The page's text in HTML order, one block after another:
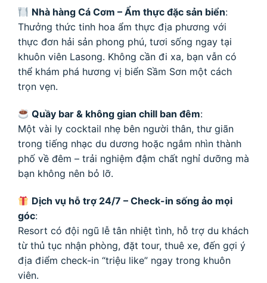
Nhà hàng Cá Cơm – Ẩm thực đặc sản biển:
Thưởng thức tinh hoa ẩm thực địa phương với
thực đơn hải sản phong phú, tươi sống ngay tại
khuôn viên Lasong. Không cần đi xa, bạn vẫn có
thể khám phá hương vị biển Sầm Sơn một cách
trọn vẹn.
Quầy bar & không gian chill ban đêm:
Một vài ly cocktail nhẹ bên người thân, thư giãn
trong tiếng nhạc du dương hoặc ngắm nhìn thành
phố về đêm – trải nghiệm đậm chất nghỉ dưỡng mà
bạn không nên bỏ lỡ.
Dịch vụ hỗ trợ 24/7 – Check-in sống ảo mọi
góc:
Resort có đội ngũ lễ tân nhiệt tình, hỗ trợ du khách
từ thủ tục nhận phòng, đặt tour, thuê xe, đến gợi ý
địa điểm check-in “triệu like” ngay trong khuôn
viên.